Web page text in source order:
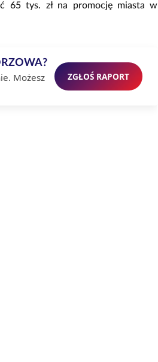
65 tys. zł na promocję miasta w
Możesz
ZGŁOŚ RAPORT